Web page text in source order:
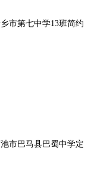
市第七中学13班简约
市巴马县巴蜀中学定